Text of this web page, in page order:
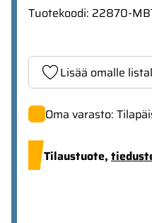
Tuotekoodi: 22870-
Lisää omalle
Oma varasto:
Tilaustuote,